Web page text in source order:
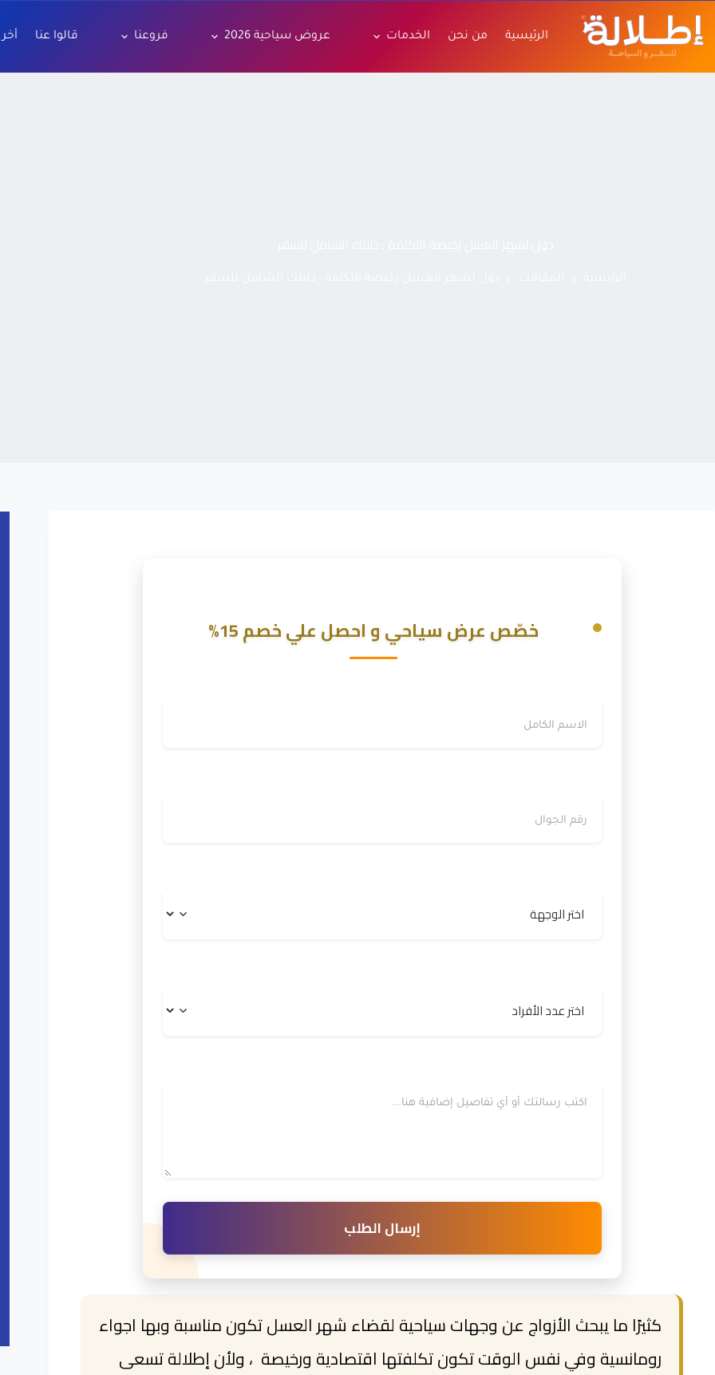
الرئيسية من نحن الخدمات عروض سياحية 2026 فروعنا قالوا عنا أخر
خصّص عرض سياحي و احصل علي خصم 15%
إرسال الطلب
كثيرًا ما يبحث الأزواج عن وجهات سياحية لقضاء شهر العسل تكون مناسبة وبها اجواء
رومانسية وفي نفس الوقت تكون تكلفتها اقتصادية ورخيصة ، ولأن إطلالة تسعى